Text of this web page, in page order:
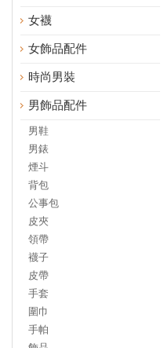
女襪
女飾品配件
時尚男裝
男飾品配件
男鞋
男錶
煙斗
背包
公事包
皮夾
領帶
襪子
皮帶
手套
圍巾
手帕